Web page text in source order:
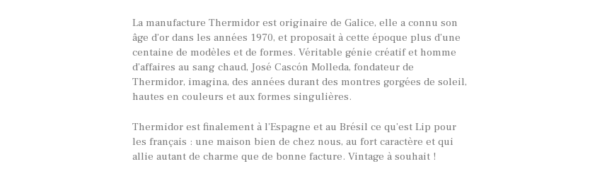
La manufacture Thermidor est originaire de Galice, elle a connu son
âge d’or dans les années 1970, et proposait à cette époque plus d’une
centaine de modèles et de formes. Véritable génie créatif et homme
d’affaires au sang chaud, José Cascón Molleda, fondateur de
Thermidor, imagina, des années durant des montres gorgées de soleil,
hautes en couleurs et aux formes singulières.
Thermidor est finalement à l’Espagne et au Brésil ce qu’est Lip pour
les français : une maison bien de chez nous, au fort caractère et qui
allie autant de charme que de bonne facture. Vintage à souhait !